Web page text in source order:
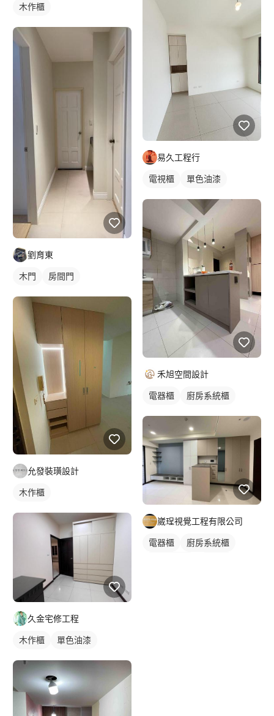
木作櫃
劉育東
木門 房間門
允發裝璜設計
木作櫃
久金宅修工程
木作櫃 單色油漆
易久工程行
電視櫃 單色油漆
禾旭空間設計
電器櫃 廚房系統櫃
崴珵視覺工程有限公司
電器櫃
廚房系統櫃